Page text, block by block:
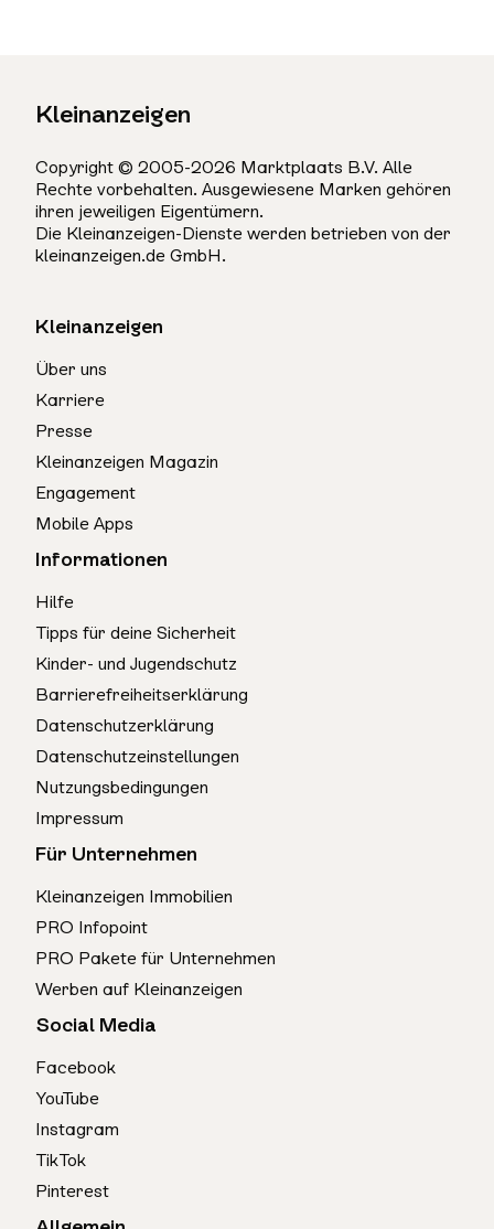
Kleinanzeigen
Copyright © 2005-2026 Marktplaats B.V. Alle
Rechte vorbehalten. Ausgewiesene Marken gehören
ihren jeweiligen Eigentümern.
Die Kleinanzeigen-Dienste werden betrieben von der
kleinanzeigen.de GmbH.
Kleinanzeigen
Über uns
Karriere
Presse
Kleinanzeigen Magazin
Engagement
Mobile Apps
Informationen
Hilfe
Tipps für deine Sicherheit
Kinder- und Jugendschutz
Barrierefreiheitserklärung
Datenschutzerklärung
Datenschutzeinstellungen
Nutzungsbedingungen
Impressum
Für Unternehmen
Kleinanzeigen Immobilien
PRO Infopoint
PRO Pakete für Unternehmen
Werben auf Kleinanzeigen
Social Media
Facebook
YouTube
Instagram
TikTok
Pinterest